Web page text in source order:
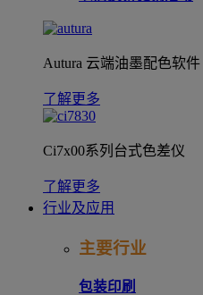
Autura 云端油墨配色软件
了解更多
Ci7x00系列台式色差仪
了解更多
行业及应用
主要行业
包装印刷